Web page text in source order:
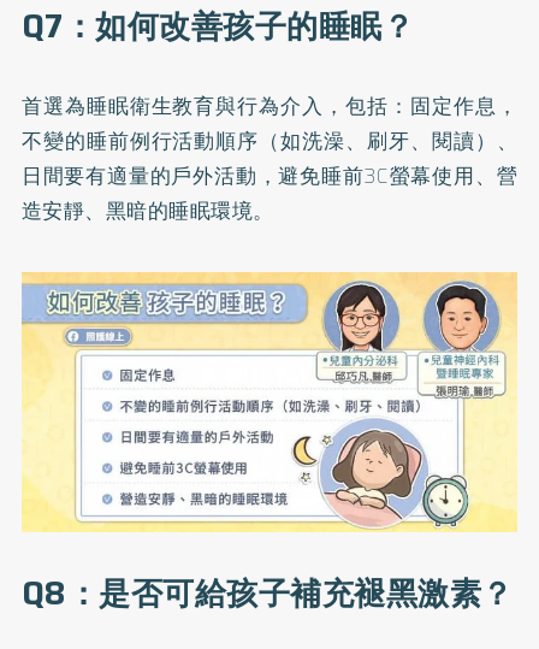
Q7：如何改善孩子的睡眠？
首選為睡眠衛生教育與行為介入，包括：固定作息，
不變的睡前例行活動順序（如洗澡、刷牙、閱讀）、
日間要有適量的戶外活動，避免睡前3C螢幕使用、營
造安靜、黑暗的睡眠環境。
Q8：是否可給孩子補充褪黑激素？